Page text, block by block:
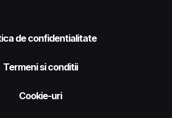
de confidentialitate
Termeni si conditii
Cookie-uri